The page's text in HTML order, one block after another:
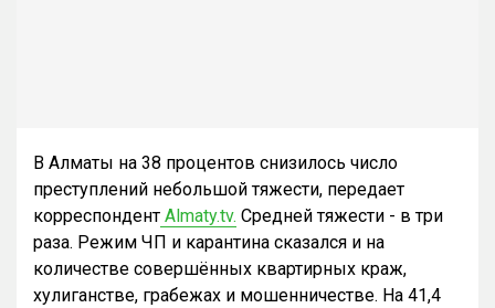
В Алматы на 38 процентов снизилось число
преступлений небольшой тяжести, передает
корреспондент Almaty.tv. Средней тяжести - в три
раза. Режим ЧП и карантина сказался и на
количестве совершённых квартирных краж,
хулиганстве, грабежах и мошенничестве. На 41,4